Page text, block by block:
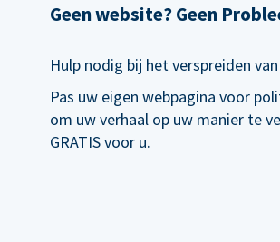
Geen website? Geen
Hulp nodig bij het verspreiden
Pas uw eigen webpagina voor
om uw verhaal op uw manier te
GRATIS voor u.